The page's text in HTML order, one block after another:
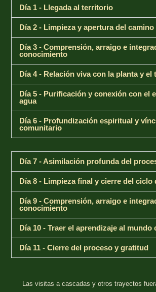
Día 1 - Llegada al territorio
Día 2 - Limpieza y apertura del camino
Día 3 - Comprensión, arraigo e
conocimiento
Día 4 - Relación viva con la planta y
Día 5 - Purificación y conexión con el
agua
Día 6 - Profundización espiritual y
comunitario
Día 7 - Asimilación profunda del
Día 8 - Limpieza final y cierre del ciclo
Día 9 - Comprensión, arraigo e
conocimiento
Día 10 - Traer el aprendizaje al mundo
Día 11 - Cierre del proceso y gratitud
Las visitas a cascadas y otros trayectos